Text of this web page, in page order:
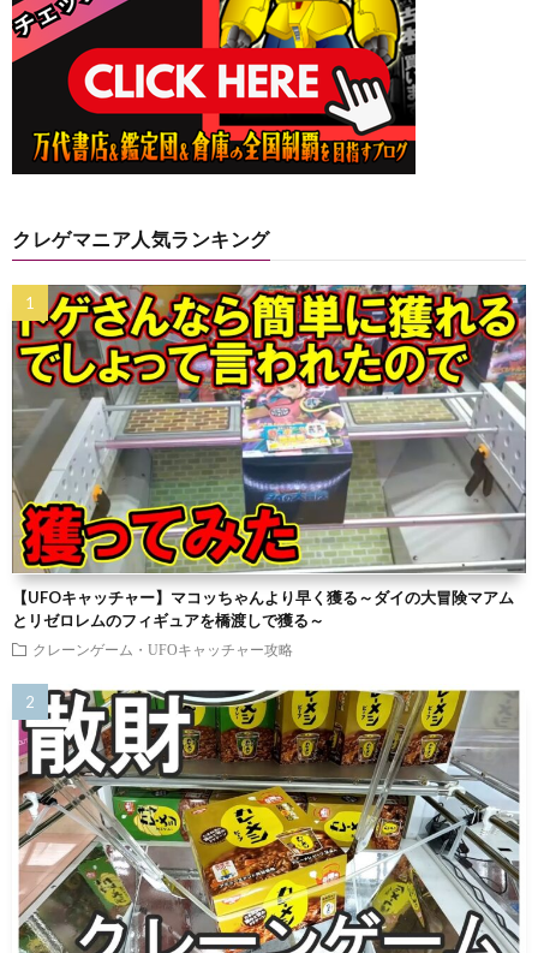
クレゲマニア人気ランキング
【UFOキャッチャー】マコッちゃんより早く獲る～ダイの大冒険マアム
とリゼロレムのフィギュアを橋渡しで獲る～
クレーンゲーム・UFOキャッチャー攻略